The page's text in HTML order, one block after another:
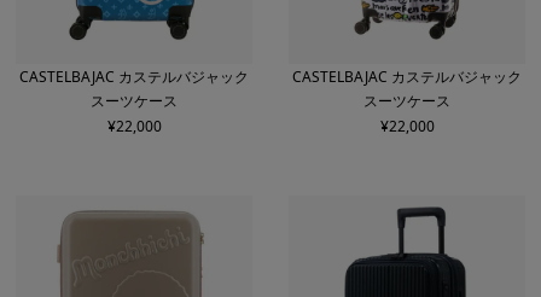
CASTELBAJAC カステルバジャック
スーツケース
¥22,000
CASTELBAJAC カステルバジャック
スーツケース
¥22,000